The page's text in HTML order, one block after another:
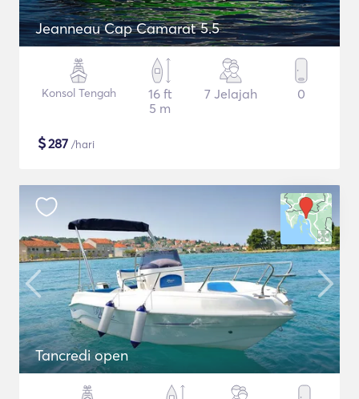
Jeanneau Cap Camarat 5.5
Konsol Tengah
16 ft
5 m
7 Jelajah 0
$287 /hari
Tancredi open